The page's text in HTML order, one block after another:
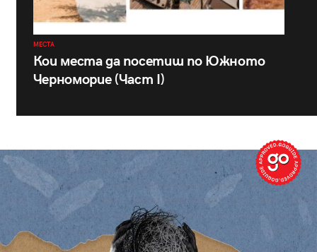
МЕСТА
Кои места да посетиш по Южното
Черноморие (Част I)